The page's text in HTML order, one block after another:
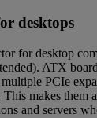
desktops
for desktop
ATX
PCIe
makes them
and servers